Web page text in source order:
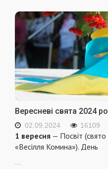
Вересневі свята 2024
02.09.2024 16109
1 вересня — Посвіт (свято
«Весілля Комина»). День
...